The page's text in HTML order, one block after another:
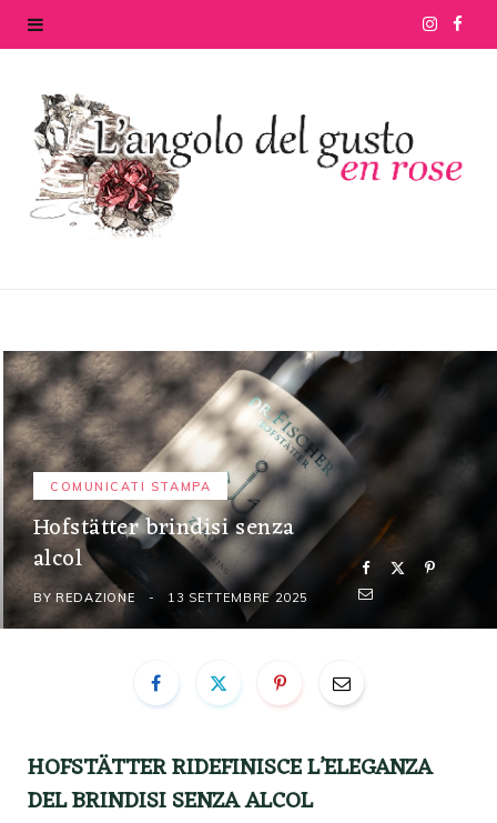
I
t e
COMUNICATI STAMPA
Hofstätter brindisi senza
alcol
BY REDAZIONE 13 SETTEMBRE 2025
HOFSTÄTTER RIDEFINISCE L’ELEGANZA
DEL BRINDISI SENZA ALCOL